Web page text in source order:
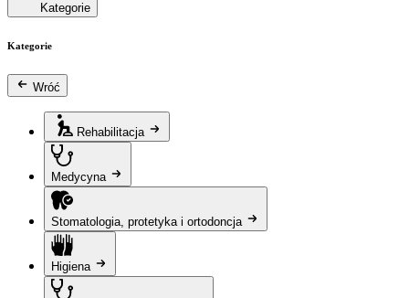
Kategorie
Kategorie
Wróć
Rehabilitacja
Medycyna
Stomatologia, protetyka i ortodoncja
Higiena